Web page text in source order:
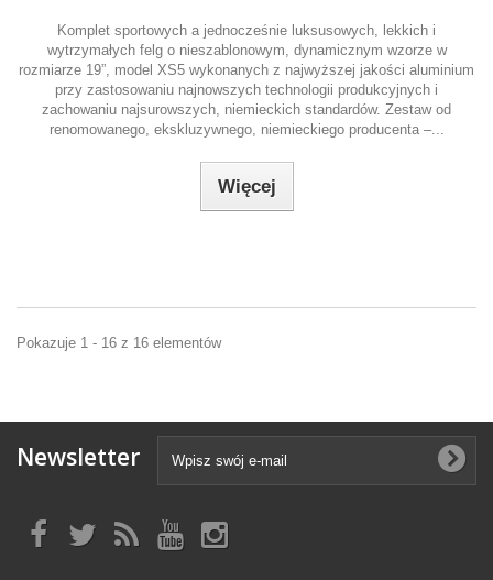
Komplet sportowych a jednocześnie luksusowych, lekkich i
wytrzymałych felg o nieszablonowym, dynamicznym wzorze w
rozmiarze 19”, model XS5 wykonanych z najwyższej jakości aluminium
przy zastosowaniu najnowszych technologii produkcyjnych i
zachowaniu najsurowszych, niemieckich standardów. Zestaw od
renomowanego, ekskluzywnego, niemieckiego producenta –...
Więcej
Pokazuje 1 - 16 z 16 elementów
Newsletter